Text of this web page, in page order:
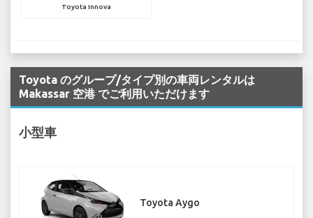
Toyota Innova
Toyota のグループ/タイプ別の車両レンタルは
Makassar 空港 でご利用いただけます
小型車
Toyota Aygo